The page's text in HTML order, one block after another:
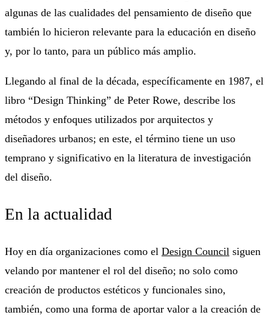
algunas de las cualidades del pensamiento de diseño que
también lo hicieron relevante para la educación en diseño
y, por lo tanto, para un público más amplio.
Llegando al final de la década, específicamente en 1987, el
libro “Design Thinking” de Peter Rowe, describe los
métodos y enfoques utilizados por arquitectos y
diseñadores urbanos; en este, el término tiene un uso
temprano y significativo en la literatura de investigación
del diseño.
En la actualidad
Hoy en día organizaciones como el Design Council siguen
velando por mantener el rol del diseño; no solo como
creación de productos estéticos y funcionales sino,
también, como una forma de aportar valor a la creación de